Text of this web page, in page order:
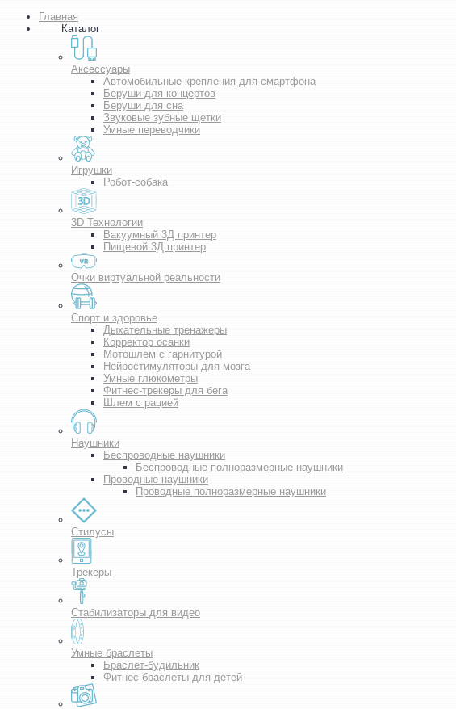
Главная
Каталог
Аксессуары
Автомобильные крепления для смартфона
Беруши для концертов
Беруши для сна
Звуковые зубные щетки
Умные переводчики
Игрушки
Робот-собака
3D Технологии
Вакуумный 3Д принтер
Пищевой 3Д принтер
Очки виртуальной реальности
Спорт и здоровье
Дыхательные тренажеры
Корректор осанки
Мотошлем с гарнитурой
Нейростимуляторы для мозга
Умные глюкометры
Фитнес-трекеры для бега
Шлем с рацией
Наушники
Беспроводные наушники
Беспроводные полноразмерные наушники
Проводные наушники
Проводные полноразмерные наушники
Стилусы
Трекеры
Стабилизаторы для видео
Умные браслеты
Браслет-будильник
Фитнес-браслеты для детей